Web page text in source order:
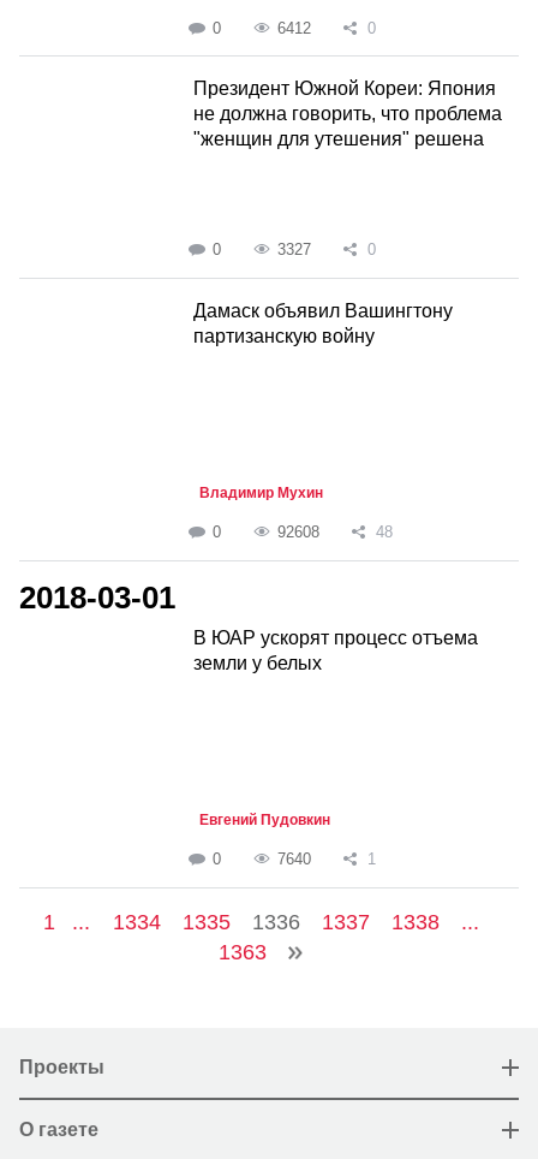
0 6412 0
Президент Южной Кореи: Япония
не должна говорить, что проблема
"женщин для утешения" решена
0 3327 0
Дамаск объявил Вашингтону
партизанскую войну
Владимир Мухин
0 92608 48
2018-03-01
В ЮАР ускорят процесс отъема
земли у белых
Евгений Пудовкин
0 7640 1
1 ... 1334 1335 1336 1337 1338
...
1363
Проекты
О газете